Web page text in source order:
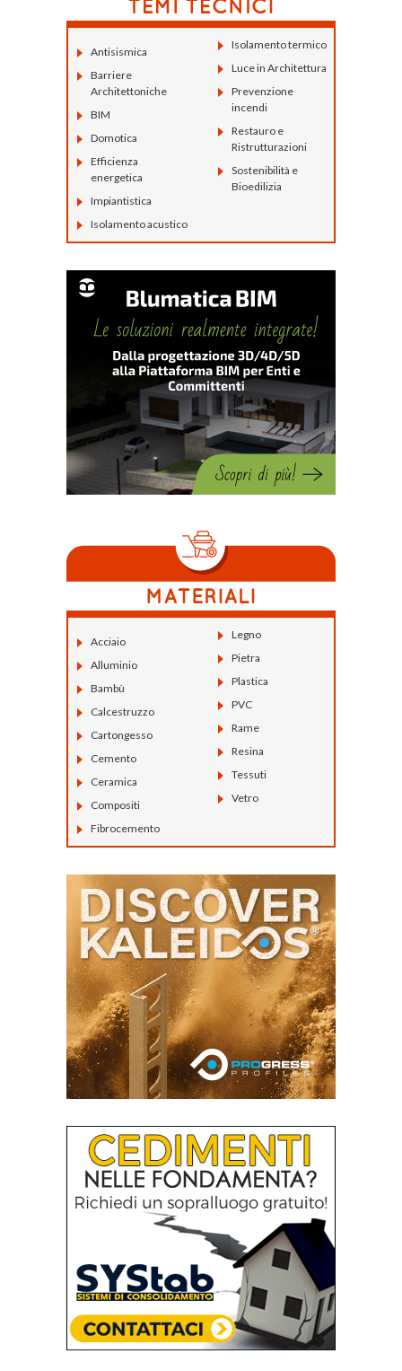
Antisismica
Barriere
Architettoniche
BIM
Domotica
Efficienza
energetica
Impiantistica
Isolamento acustico
Isolamento termico
Luce in Architettura
Prevenzione
incendi
Restauro e
Ristrutturazioni
Sostenibilità e
Bioedilizia
Acciaio
Alluminio
Bambù
Calcestruzzo
Cartongesso
Cemento
Ceramica
Compositi
Fibrocemento
Legno
Pietra
Plastica
PVC
Rame
Resina
Tessuti
Vetro